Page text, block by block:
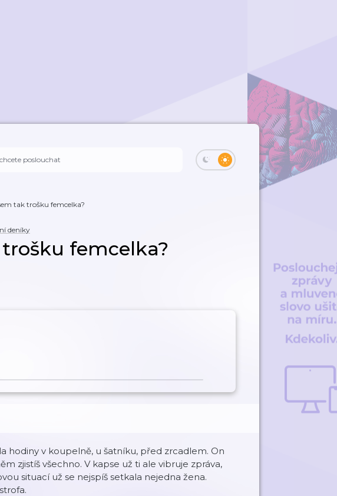
tak trošku femcelka?
deníky
femcelka?
hodiny v koupelně, u šatníku, před zrcadlem. On
zjistíš všechno. V kapse už ti ale vibruje zpráva,
situací už se nejspíš setkala nejedna žena.